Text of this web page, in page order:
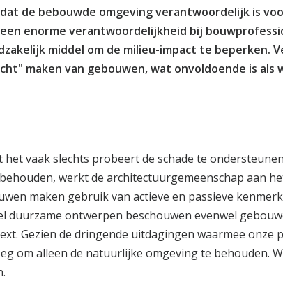
de bebouwde omgeving verantwoordelijk is
enorme verantwoordelijkheid bij
middel om de milieu-impact te beperken.
maken van gebouwen, wat onvoldoende is als
vaak slechts probeert de schade te
werkt de architectuurgemeenschap aan
maken gebruik van actieve en passieve
ontwerpen beschouwen evenwel
Gezien de dringende uitdagingen waarmee
om alleen de natuurlijke omgeving te behouden.